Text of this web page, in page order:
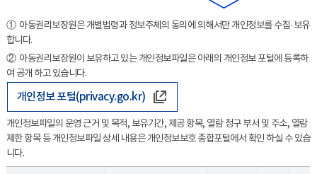
① 아동권리보장원은 개별법령과 정보주체의 동의에 의해서만 개인정보를 수집·보유
합니다.
② 아동권리보장원이 보유하고 있는 개인정보파일은 아래의 개인정보 포털에 등록하
여 공개 하고 있습니다.
개인정보 포털(privacy.go.kr)
개인정보파일의 운영 근거 및 목적, 보유기간, 제공 항목, 열람 청구 부서 및 주소, 열람
제한 항목 등 개인정보파일 상세 내용은 개인정보보호 종합포털에서 확인 하실 수 있습
니다.